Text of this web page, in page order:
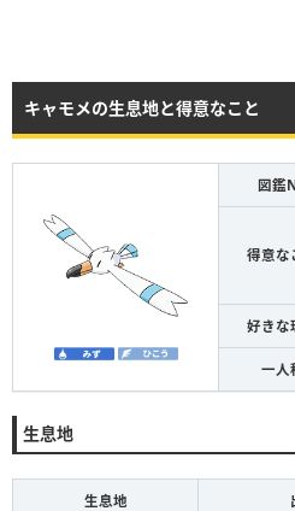
キャモメの生息地と得意なこと
図鑑
得意な
好きな
一人
生息地
生息地